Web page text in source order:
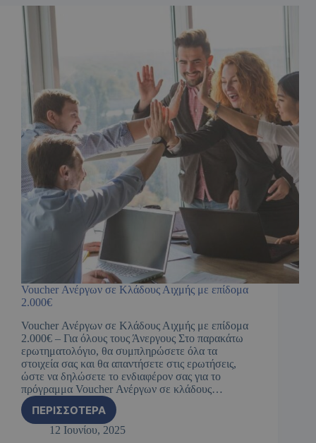
Voucher Ανέργων σε Κλάδους Αιχμής με επίδομα
2.000€
Voucher Ανέργων σε Κλάδους Αιχμής με επίδομα
2.000€ – Για όλους τους Άνεργους Στο παρακάτω
ερωτηματολόγιο, θα συμπληρώσετε όλα τα
στοιχεία σας και θα απαντήσετε στις ερωτήσεις,
ώστε να δηλώσετε το ενδιαφέρον σας για το
πρόγραμμα Voucher Ανέργων σε κλάδους…
ΠΕΡΙΣΣΌΤΕΡΑ
12 Ιουνίου, 2025